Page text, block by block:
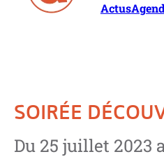
Actus
SOIRÉE
Du 25 juillet 2023